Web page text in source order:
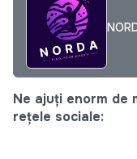
Ne ajuți enorm de
rețele sociale: